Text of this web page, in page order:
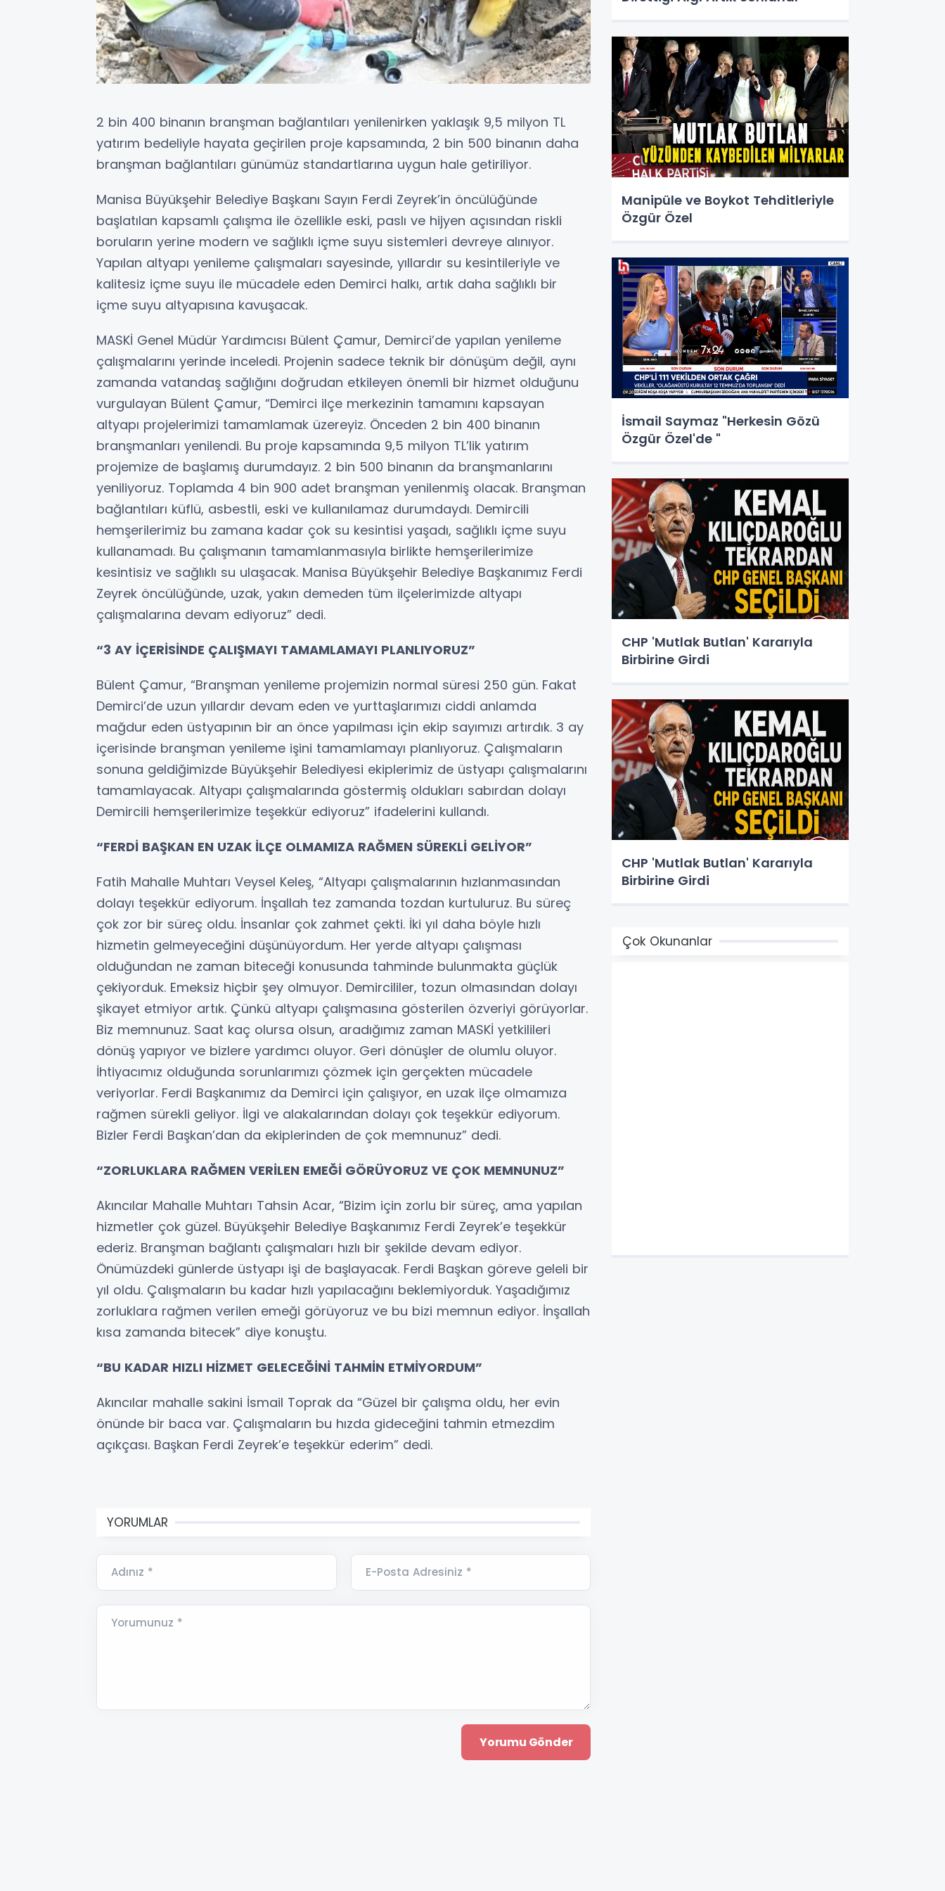
2 bin 400 binanın branşman bağlantıları yenilenirken yaklaşık 9,5 milyon TL
yatırım bedeliyle hayata geçirilen proje kapsamında, 2 bin 500 binanın daha
branşman bağlantıları günümüz standartlarına uygun hale getiriliyor.
Manisa Büyükşehir Belediye Başkanı Sayın Ferdi Zeyrek’in öncülüğünde
başlatılan kapsamlı çalışma ile özellikle eski, paslı ve hijyen açısından riskli
boruların yerine modern ve sağlıklı içme suyu sistemleri devreye alınıyor.
Yapılan altyapı yenileme çalışmaları sayesinde, yıllardır su kesintileriyle ve
kalitesiz içme suyu ile mücadele eden Demirci halkı, artık daha sağlıklı bir
içme suyu altyapısına kavuşacak.
MASKİ Genel Müdür Yardımcısı Bülent Çamur, Demirci’de yapılan yenileme
çalışmalarını yerinde inceledi. Projenin sadece teknik bir dönüşüm değil, aynı
zamanda vatandaş sağlığını doğrudan etkileyen önemli bir hizmet olduğunu
vurgulayan Bülent Çamur, “Demirci ilçe merkezinin tamamını kapsayan
altyapı projelerimizi tamamlamak üzereyiz. Önceden 2 bin 400 binanın
branşmanları yenilendi. Bu proje kapsamında 9,5 milyon TL’lik yatırım
projemize de başlamış durumdayız. 2 bin 500 binanın da branşmanlarını
yeniliyoruz. Toplamda 4 bin 900 adet branşman yenilenmiş olacak. Branşman
bağlantıları küflü, asbestli, eski ve kullanılamaz durumdaydı. Demircili
hemşerilerimiz bu zamana kadar çok su kesintisi yaşadı, sağlıklı içme suyu
kullanamadı. Bu çalışmanın tamamlanmasıyla birlikte hemşerilerimize
kesintisiz ve sağlıklı su ulaşacak. Manisa Büyükşehir Belediye Başkanımız Ferdi
Zeyrek öncülüğünde, uzak, yakın demeden tüm ilçelerimizde altyapı
çalışmalarına devam ediyoruz” dedi.
“3 AY İÇERİSİNDE ÇALIŞMAYI TAMAMLAMAYI PLANLIYORUZ”
Bülent Çamur, “Branşman yenileme projemizin normal süresi 250 gün. Fakat
Demirci’de uzun yıllardır devam eden ve yurttaşlarımızı ciddi anlamda
mağdur eden üstyapının bir an önce yapılması için ekip sayımızı artırdık. 3 ay
içerisinde branşman yenileme işini tamamlamayı planlıyoruz. Çalışmaların
sonuna geldiğimizde Büyükşehir Belediyesi ekiplerimiz de üstyapı çalışmalarını
tamamlayacak. Altyapı çalışmalarında göstermiş oldukları sabırdan dolayı
Demircili hemşerilerimize teşekkür ediyoruz” ifadelerini kullandı.
“FERDİ BAŞKAN EN UZAK İLÇE OLMAMIZA RAĞMEN SÜREKLİ GELİYOR”
Fatih Mahalle Muhtarı Veysel Keleş, “Altyapı çalışmalarının hızlanmasından
dolayı teşekkür ediyorum. İnşallah tez zamanda tozdan kurtuluruz. Bu süreç
çok zor bir süreç oldu. İnsanlar çok zahmet çekti. İki yıl daha böyle hızlı
hizmetin gelmeyeceğini düşünüyordum. Her yerde altyapı çalışması
olduğundan ne zaman biteceği konusunda tahminde bulunmakta güçlük
çekiyorduk. Emeksiz hiçbir şey olmuyor. Demircililer, tozun olmasından dolayı
şikayet etmiyor artık. Çünkü altyapı çalışmasına gösterilen özveriyi görüyorlar.
Biz memnunuz. Saat kaç olursa olsun, aradığımız zaman MASKİ yetkilileri
dönüş yapıyor ve bizlere yardımcı oluyor. Geri dönüşler de olumlu oluyor.
İhtiyacımız olduğunda sorunlarımızı çözmek için gerçekten mücadele
veriyorlar. Ferdi Başkanımız da Demirci için çalışıyor, en uzak ilçe olmamıza
rağmen sürekli geliyor. İlgi ve alakalarından dolayı çok teşekkür ediyorum.
Bizler Ferdi Başkan’dan da ekiplerinden de çok memnunuz” dedi.
“ZORLUKLARA RAĞMEN VERİLEN EMEĞİ GÖRÜYORUZ VE ÇOK MEMNUNUZ”
Akıncılar Mahalle Muhtarı Tahsin Acar, “Bizim için zorlu bir süreç, ama yapılan
hizmetler çok güzel. Büyükşehir Belediye Başkanımız Ferdi Zeyrek’e teşekkür
ederiz. Branşman bağlantı çalışmaları hızlı bir şekilde devam ediyor.
Önümüzdeki günlerde üstyapı işi de başlayacak. Ferdi Başkan göreve geleli bir
yıl oldu. Çalışmaların bu kadar hızlı yapılacağını beklemiyorduk. Yaşadığımız
zorluklara rağmen verilen emeği görüyoruz ve bu bizi memnun ediyor. İnşallah
kısa zamanda bitecek” diye konuştu.
“BU KADAR HIZLI HİZMET GELECEĞİNİ TAHMİN ETMİYORDUM”
Akıncılar mahalle sakini İsmail Toprak da “Güzel bir çalışma oldu, her evin
önünde bir baca var. Çalışmaların bu hızda gideceğini tahmin etmezdim
açıkçası. Başkan Ferdi Zeyrek’e teşekkür ederim” dedi.
YORUMLAR
Adınız * E-Posta Adresiniz *
Yorumunuz *
Manipüle ve Boykot Tehditleriyle
Özgür Özel
İsmail Saymaz "Herkesin Gözü
Özgür Özel'de "
CHP 'Mutlak Butlan' Kararıyla
Birbirine Girdi
CHP 'Mutlak Butlan' Kararıyla
Birbirine Girdi
Çok Okunanlar